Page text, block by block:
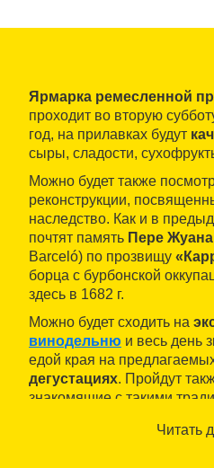
Ярмарка ремесленной
проходит во вторую
год, на прилавках будут
сыры, сладости,
Можно будет также
реконструкции,
наследство. Как и в
почтят память Пере
Barceló) по прозвищу
борца с бурбонской
здесь в 1682 г.
Можно будет сходить на
винодельню и весь день
едой края на
дегустациях. Пройдут
знакомящие с такими
Читать